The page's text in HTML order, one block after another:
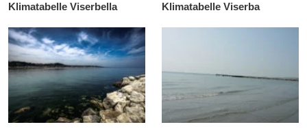
Klimatabelle Viserbella Klimatabelle Viserba